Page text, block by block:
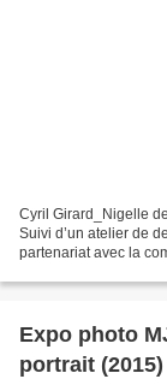
Cyril Girard_Nigelle
Suivi d’un atelier de
partenariat avec la
Expo photo MJC Castellane , le mouvement et le
portrait (2015)